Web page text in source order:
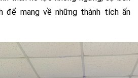
mang về những thành tích ấn